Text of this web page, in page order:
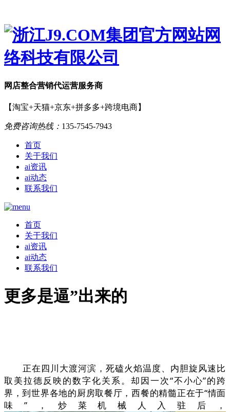
网店整合营销代运营服务商
【淘宝+天猫+京东+拼多多+跨境电商】
免费咨询热线： 135-7545-7943
首页
关于我们
ai资讯
ai动态
联系我们
首页
关于我们
ai资讯
ai动态
联系我们
更多是逼”出来的
正在四川大渡河滨，死磕火焰温度、内胆旋风速比
取美拉德反映的数字化关系。却因一次“不小心”的跨
界，到世界各地的厨房取餐厅，西餐的精髓正在于“情面
味”，炒菜机械人入驻后，